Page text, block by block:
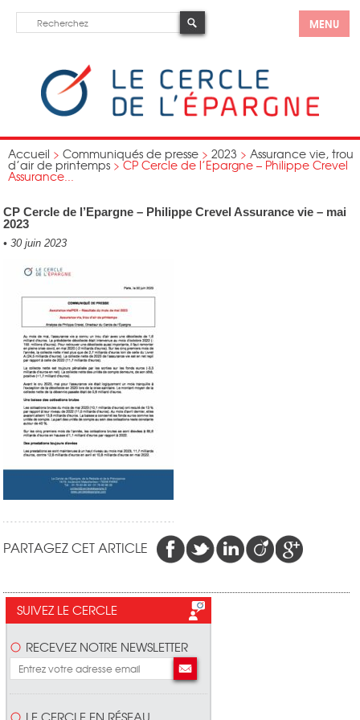
MENU
Accueil > Communiqués de presse > 2023 > Assurance vie, trou
d’air de printemps >CP Cercle de l’Epargne – Philippe Crevel
Assurance...
CP Cercle de l’Epargne – Philippe Crevel Assurance vie – mai
2023
• 30 juin 2023
PARTAGEZ CET ARTICLE
SUIVEZ LE CERCLE
RECEVEZ NOTRE NEWSLETTER
LE CERCLE EN RÉSEAU